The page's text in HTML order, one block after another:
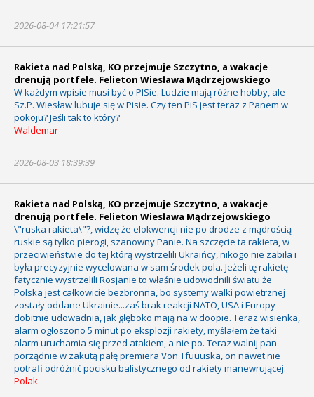
2026-08-04 17:21:57
Rakieta nad Polską, KO przejmuje Szczytno, a wakacje
drenują portfele. Felieton Wiesława Mądrzejowskiego
W każdym wpisie musi być o PISie. Ludzie mają różne hobby, ale
Sz.P. Wiesław lubuje się w Pisie. Czy ten PiS jest teraz z Panem w
pokoju? Jeśli tak to który?
Waldemar
2026-08-03 18:39:39
Rakieta nad Polską, KO przejmuje Szczytno, a wakacje
drenują portfele. Felieton Wiesława Mądrzejowskiego
\"ruska rakieta\"?, widzę że elokwencji nie po drodze z mądrością -
ruskie są tylko pierogi, szanowny Panie. Na szczęcie ta rakieta, w
przeciwieństwie do tej którą wystrzelili Ukraińcy, nikogo nie zabiła i
była precyzyjnie wycelowana w sam środek pola. Jeżeli tę rakietę
fatycznie wystrzelili Rosjanie to właśnie udowodnili światu że
Polska jest całkowicie bezbronna, bo systemy walki powietrznej
zostały oddane Ukrainie...zaś brak reakcji NATO, USA i Europy
dobitnie udowadnia, jak głęboko mają na w doopie. Teraz wisienka,
alarm ogłoszono 5 minut po eksplozji rakiety, myślałem że taki
alarm uruchamia się przed atakiem, a nie po. Teraz walnij pan
porządnie w zakutą pałę premiera Von Tfuuuska, on nawet nie
potrafi odróżnić pocisku balistycznego od rakiety manewrującej.
Polak